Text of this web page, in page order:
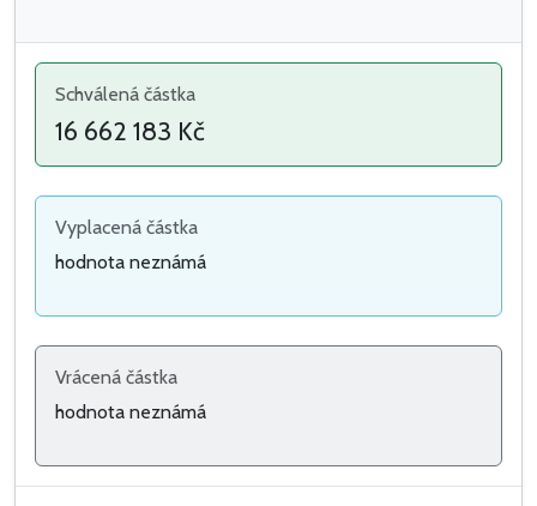
Schválená částka
16 662 183 Kč
Vyplacená částka
hodnota neznámá
Vrácená částka
hodnota neznámá